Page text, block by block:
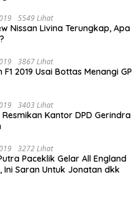
5549 Lihat
Nissan Livina Terungkap, Apa
3867 Lihat
F1 2019 Usai Bottas Menangi GP
3403 Lihat
Kantor DPD Gerindra
3272 Lihat
Paceklik Gelar All England
Ini Saran Untuk Jonatan dkk